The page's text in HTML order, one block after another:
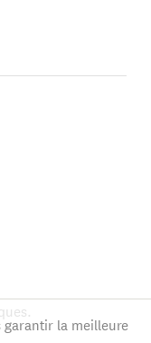
la meilleure